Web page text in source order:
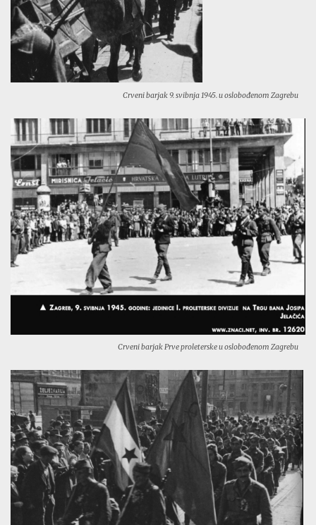
Crveni barjak 9. svibnja 1945. u oslobođenom Zagrebu
Crveni barjak Prve proleterske u oslobođenom Zagrebu